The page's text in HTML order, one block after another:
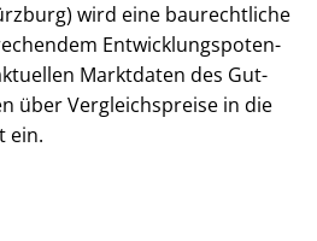
wird eine baurechtliche
Ent­wick­lungs­po­ten­
Marktdaten des Gut­
über Ver­gleichs­prei­se in die
ein.